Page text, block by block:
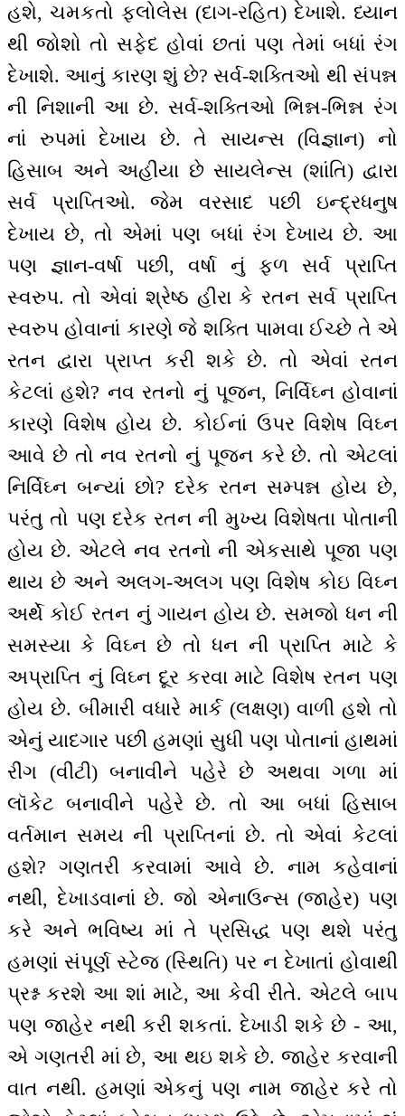
હશે, ચમકતો ફલોલેસ (દાગ-રહિત) દેખાશે. ધ્યાન
થી જોશો તો સફેદ હોવાં છતાં પણ તેમાં બધાં રંગ
દેખાશે. આનું કારણ શું છે? સર્વ-શક્તિઓ થી સંપન્ન
ની નિશાની આ છે. સર્વ-શક્તિઓ ભિન્ન-ભિન્ન રંગ
નાં રુપમાં દેખાય છે. તે સાયન્સ (વિજ્ઞાન) નો
હિસાબ અને અહીંયા છે સાયલેન્સ (શાંતિ) દ્વારા
સર્વ પ્રાપ્તિઓ. જેમ વરસાદ પછી ઇન્દ્રધનુષ
દેખાય છે, તો એમાં પણ બધાં રંગ દેખાય છે. આ
પણ જ્ઞાન-વર્ષા પછી, વર્ષા નું ફળ સર્વ પ્રાપ્તિ
સ્વરુપ. તો એવાં શ્રેષ્ઠ હીરા કે રતન સર્વ પ્રાપ્તિ
સ્વરુપ હોવાનાં કારણે જે શક્તિ પામવા ઈચ્છે તે એ
રતન દ્વારા પ્રાપ્ત કરી શકે છે. તો એવાં રતન
કેટલાં હશે? નવ રતનો નું પૂજન, નિર્વિઘ્ન હોવાનાં
કારણે વિશેષ હોય છે. કોઈનાં ઉપર વિશેષ વિઘ્ન
આવે છે તો નવ રતનો નું પૂજન કરે છે. તો એટલાં
નિર્વિઘ્ન બન્યાં છો? દરેક રતન સમ્પન્ન હોય છે,
પરંતુ તો પણ દરેક રતન ની મુખ્ય વિશેષતા પોતાની
હોય છે. એટલે નવ રતનો ની એકસાથે પૂજા પણ
થાય છે અને અલગ-અલગ પણ વિશેષ કોઇ વિઘ્ન
અર્થે કોઈ રતન નું ગાયન હોય છે. સમજો ધન ની
સમસ્યા કે વિઘ્ન છે તો ધન ની પ્રાપ્તિ માટે કે
અપ્રાપ્તિ નું વિઘ્ન દૂર કરવા માટે વિશેષ રતન પણ
હોય છે. બીમારી વધારે માર્ક (લક્ષણ) વાળી હશે તો
એનું યાદગાર પછી હમણાં સુધી પણ પોતાનાં હાથમાં
રીંગ (વીંટી) બનાવીને પહેરે છે અથવા ગળા માં
લૉકેટ બનાવીને પહેરે છે. તો આ બધાં હિસાબ
વર્તમાન સમય ની પ્રાપ્તિનાં છે. તો એવાં કેટલાં
હશે? ગણતરી કરવામાં આવે છે. નામ કહેવાનાં
નથી, દેખાડવાનાં છે. જો એનાઉન્સ (જાહેર) પણ
કરે અને ભવિષ્ય માં તે પ્રસિદ્ધ પણ થશે પરંતુ
હમણાં સંપૂર્ણ સ્ટેજ (સ્થિતિ) પર ન દેખાતાં હોવાથી
પ્રશ્ન કરશે આ શાં માટે, આ કેવી રીતે. એટલે બાપ
પણ જાહેર નથી કરી શકતાં. દેખાડી શકે છે - આ,
એ ગણતરી માં છે, આ થઇ શકે છે. જાહેર કરવાની
વાત નથી. હમણાં એકનું પણ નામ જાહેર કરે તો